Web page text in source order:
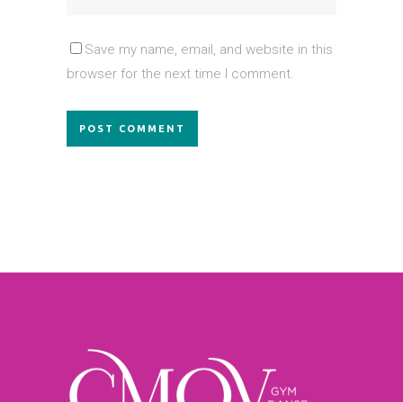
Save my name, email, and website in this
browser for the next time I comment.